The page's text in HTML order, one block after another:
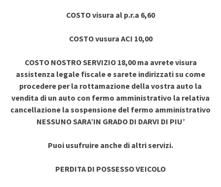
COSTO visura al p.r.a 6,60
COSTO vusura ACI 10,00
COSTO NOSTRO SERVIZIO 18,00 ma avrete visura
assistenza legale fiscale e sarete indirizzati su come
procedere per la rottamazione della vostra auto la
vendita di un auto con fermo amministrativo la relativa
cancellazione la sospensione del fermo amministrativo
NESSUNO SARA’IN GRADO DI DARVI DI PIU’
Puoi usufruire anche di altri servizi.
PERDITA DI POSSESSO VEICOLO